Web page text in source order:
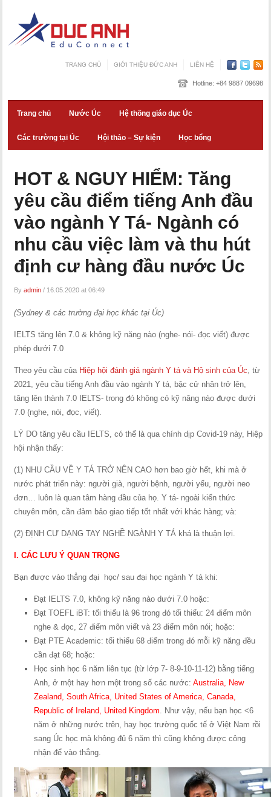
TRANG CHỦ GIỚI THIỆU ĐỨC ANH LIÊN HỆ
Hotline: +84 9887 09698
Trang chủ Nước Úc Hệ thống giáo dục Úc
Các trường tại Úc Hội thảo – Sự kiện Học bổng
HOT & NGUY HIỂM: Tăng
yêu cầu điểm tiếng Anh đầu
vào ngành Y Tá- Ngành có
nhu cầu việc làm và thu hút
định cư hàng đầu nước Úc
Byadmin / 16.05.2020 at 06:49
(Sydney & các trường đại học khác tại Úc)
IELTS tăng lên 7.0 & không kỹ năng nào (nghe- nói- đọc viết) được
phép dưới 7.0
Theo yêu cầu của Hiệp hội đánh giá ngành Y tá và Hộ sinh của Úc, từ
2021, yêu cầu tiếng Anh đầu vào ngành Y tá, bậc cử nhân trở lên,
tăng lên thành 7.0 IELTS- trong đó không có kỹ năng nào được dưới
7.0 (nghe, nói, đọc, viết).
LÝ DO tăng yêu cầu IELTS, có thể là qua chính dịp Covid-19 này, Hiệp
hội nhận thấy:
(1) NHU CẦU VỀ Y TÁ TRỞ NÊN CAO hơn bao giờ hết, khi mà ở
nước phát triển này: người già, người bệnh, người yếu, người neo
đơn… luôn là quan tâm hàng đầu của họ. Y tá- ngoài kiến thức
chuyên môn, cần đảm bảo giao tiếp tốt nhất với khác hàng; và:
(2) ĐỊNH CƯ DẠNG TAY NGHỀ NGÀNH Y TÁ khá là thuận lợi.
I. CÁC LƯU Ý QUAN TRỌNG
Bạn được vào thẳng đại học/ sau đại học ngành Y tá khi:
Đạt IELTS 7.0, không kỹ năng nào dưới 7.0 hoặc:
Đạt TOEFL iBT: tối thiểu là 96 trong đó tối thiểu: 24 điểm môn
nghe & đọc, 27 điểm môn viết và 23 điểm môn nói; hoặc:
Đạt PTE Academic: tối thiểu 68 điểm trong đó mỗi kỹ năng đều
cần đạt 68; hoặc:
Học sinh học 6 năm liên tục (từ lớp 7- 8-9-10-11-12) bằng tiếng
Anh, ở một hay hơn một trong số các nước:Australia, New
Zealand, South Africa, United States of America, Canada,
Republic of Ireland, United Kingdom. Như vậy, nếu bạn học <6
năm ở những nước trên, hay học trường quốc tế ở Việt Nam rồi
sang Úc học mà không đủ 6 năm thì cũng không được công
nhận để vào thẳng.